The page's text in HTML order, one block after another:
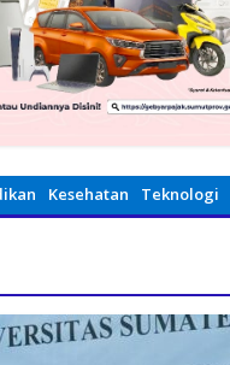
Kesehatan Teknologi